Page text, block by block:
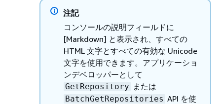
注記
コンソールの説明フィールドに
[Markdown] と表示され、すべての
HTML 文字とすべての有効な Unicode
文字を使用できます。アプリケーショ
ンデベロッパーとして
GetRepository または
BatchGetRepositories API を使